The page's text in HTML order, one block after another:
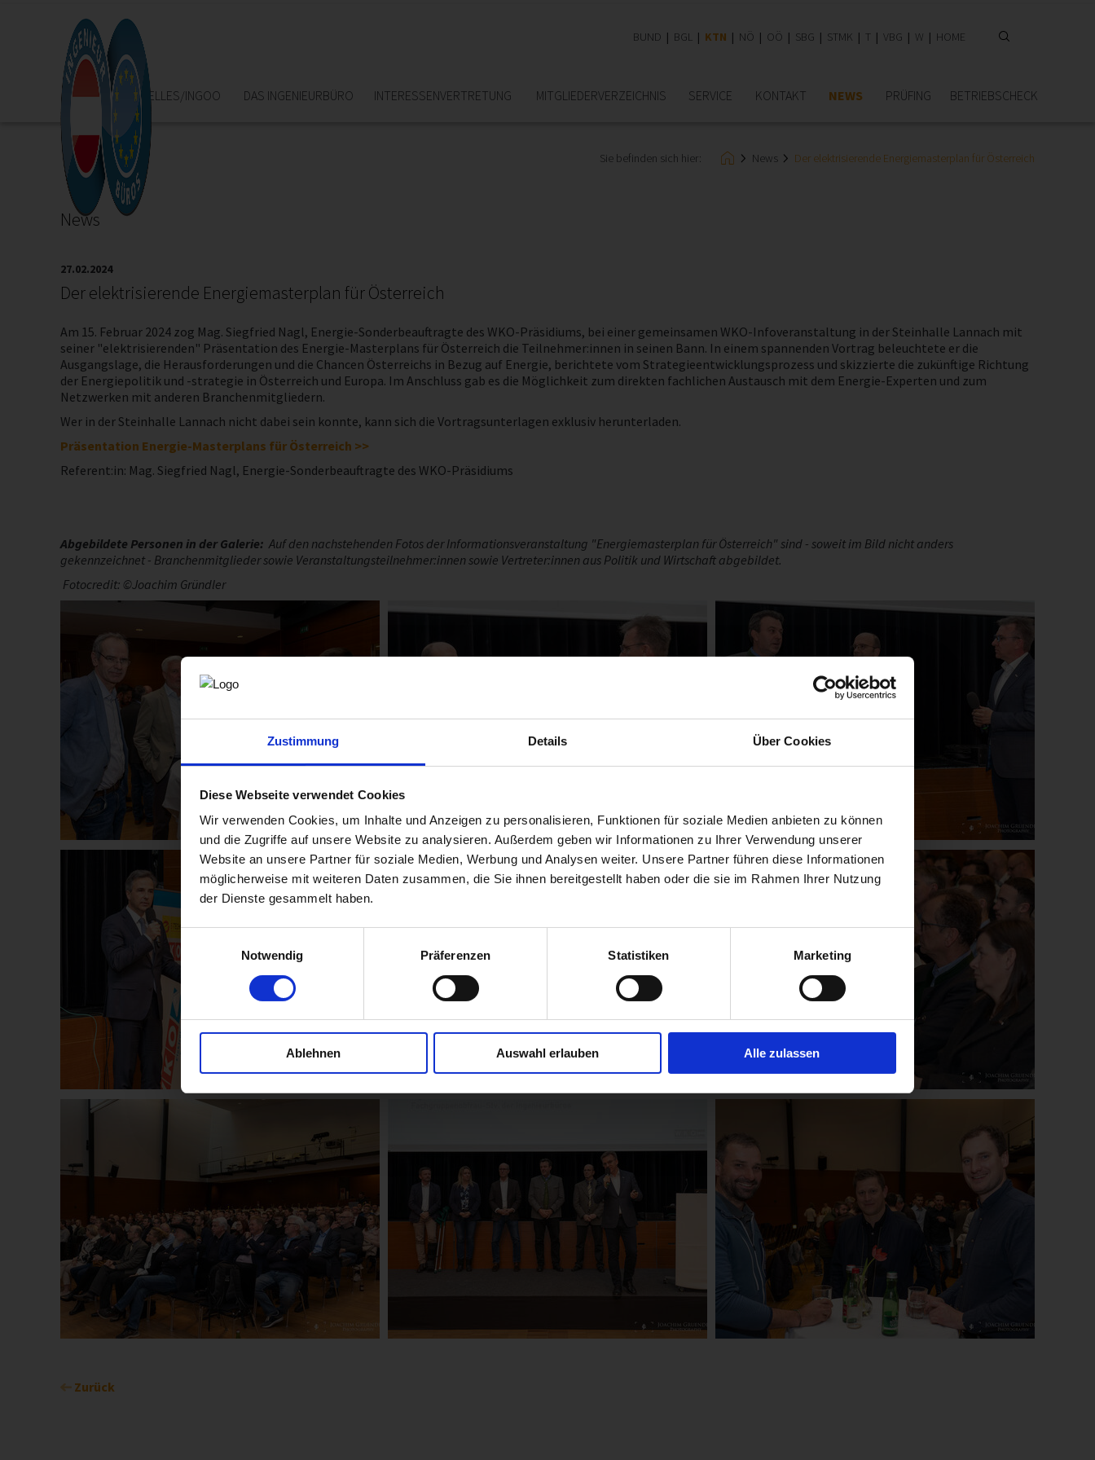
Zustimmung Details Über Cookies
Diese Webseite verwendet Cookies
Wir verwenden Cookies, um Inhalte und Anzeigen zu personalisieren, Funktionen für soziale Medien anbieten zu können
und die Zugriffe auf unsere Website zu analysieren. Außerdem geben wir Informationen zu Ihrer Verwendung unserer
Website an unsere Partner für soziale Medien, Werbung und Analysen weiter. Unsere Partner führen diese Informationen
möglicherweise mit weiteren Daten zusammen, die Sie ihnen bereitgestellt haben oder die sie im Rahmen Ihrer Nutzung
der Dienste gesammelt haben.
Einwilligungsauswahl
Notwendig
Präferenzen Statistiken Marketing
Ablehnen Auswahl erlauben Alle zulassen
BUND BGL KTN NÖ OÖ SBG STMK T VBG W HOME
HOME AKTUELLES/INGOO DAS INGENIEURBÜRO INTERESSEN­VERTRETUNG MITGLIEDER­VERZEICHNIS SERVICE KONTAKT NEWS PRÜFING BETRIEBSCHECK
Sie befinden sich hier: News Der elektrisierende Energiemasterplan für Österreich
News
27.02.2024
Der elektrisierende Energiemasterplan für Österreich
Am 15. Februar 2024 zog Mag. Siegfried Nagl, Energie-Sonderbeauftragte des WKO-Präsidiums, bei einer gemeinsamen WKO-Infoveranstaltung in der Steinhalle Lannach mit
seiner "elektrisierenden" Präsentation des Energie-Masterplans für Österreich die Teilnehmer:innen in seinen Bann. In einem spannenden Vortrag beleuchtete er die
Ausgangslage, die Herausforderungen und die Chancen Österreichs in Bezug auf Energie, berichtete vom Strategieentwicklungsprozess und skizzierte die zukünftige Richtung
der Energiepolitik und -strategie in Österreich und Europa. Im Anschluss gab es die Möglichkeit zum direkten fachlichen Austausch mit dem Energie-Experten und zum
Netzwerken mit anderen Branchenmitgliedern.
Wer in der Steinhalle Lannach nicht dabei sein konnte, kann sich die Vortragsunterlagen exklusiv herunterladen.
Präsentation Energie-Masterplans für Österreich >>
Referent:in: Mag. Siegfried Nagl, Energie-Sonderbeauftragte des WKO-Präsidiums
Abgebildete Personen in der Galerie: Auf den nachstehenden Fotos der Informationsveranstaltung "Energiemasterplan für Österreich" sind - soweit im Bild nicht anders
gekennzeichnet - Branchenmitglieder sowie Veranstaltungsteilnehmer:innen sowie Vertreter:innen aus Politik und Wirtschaft abgebildet.
Fotocredit: ©Joachim Gründler
Zurück